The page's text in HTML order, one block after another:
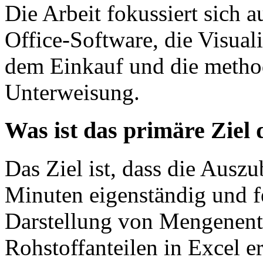
Die Arbeit fokussiert sich
Office-Software, die
dem Einkauf und die
Unterweisung.
Was ist das primäre Ziel
Das Ziel ist, dass die
Minuten eigenständig und
Darstellung von
Rohstoffanteilen in Excel